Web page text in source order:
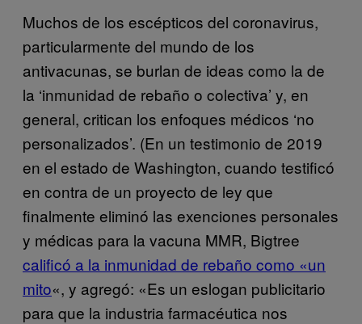
Muchos de los escépticos del coronavirus,
particularmente del mundo de los
antivacunas, se burlan de ideas como la de
la ‘inmunidad de rebaño o colectiva’ y, en
general, critican los enfoques médicos ‘no
personalizados’. (En un testimonio de 2019
en el estado de Washington, cuando testificó
en contra de un proyecto de ley que
finalmente eliminó las exenciones personales
y médicas para la vacuna MMR, Bigtree
calificó a la inmunidad de rebaño como «un
mito«, y agregó: «Es un eslogan publicitario
para que la industria farmacéutica nos